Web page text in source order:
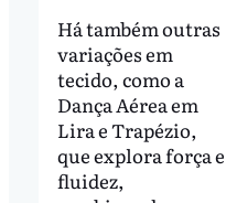
Há também outras
variações em
tecido, como a
Dança Aérea em
Lira e Trapézio,
que explora força e
fluidez,